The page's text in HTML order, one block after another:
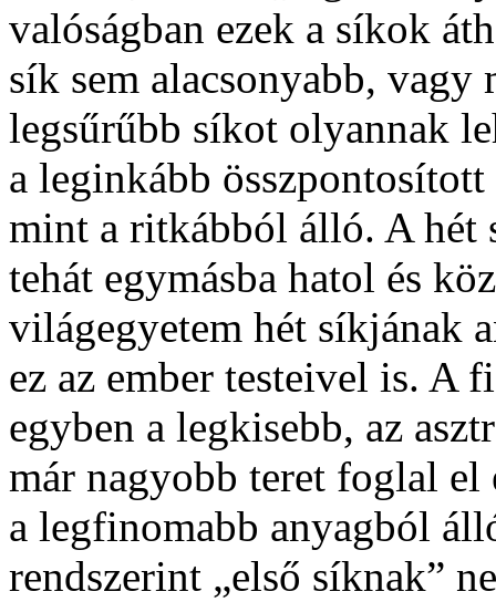
valóságban ezek a síkok
sík sem alacsonyabb, vagy
legsűrűbb síkot olyannak
a leginkább
mint a ritkábból álló. A hét
tehát egymásba hatol és
világegyetem hét síkjának
ez az ember testeivel is. A
egyben a legkisebb, az
már nagyobb teret foglal
a legfinomabb anyagból
rendszerint „első síknak”